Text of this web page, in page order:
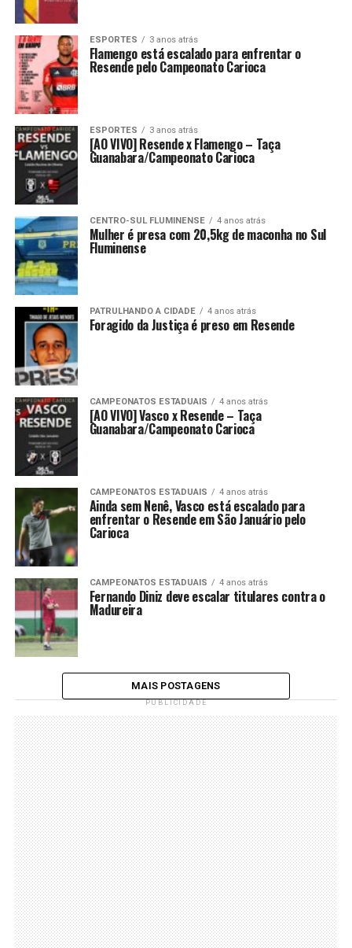
ESPORTES 3 anos atrás
Flamengo está escalado para enfrentar o
Resende pelo Campeonato Carioca
ESPORTES 3 anos atrás
[AO VIVO] Resende x Flamengo – Taça
Guanabara/Campeonato Carioca
CENTRO-SUL FLUMINENSE 4 anos atrás
Mulher é presa com 20,5kg de maconha no Sul
Fluminense
PATRULHANDO A CIDADE 4 anos atrás
Foragido da Justiça é preso em Resende
CAMPEONATOS ESTADUAIS 4 anos atrás
[AO VIVO] Vasco x Resende – Taça
Guanabara/Campeonato Carioca
CAMPEONATOS ESTADUAIS 4 anos atrás
Ainda sem Nenê, Vasco está escalado para
enfrentar o Resende em São Januário pelo
Carioca
CAMPEONATOS ESTADUAIS 4 anos atrás
Fernando Diniz deve escalar titulares contra o
Madureira
MAIS POSTAGENS
PUBLICIDADE